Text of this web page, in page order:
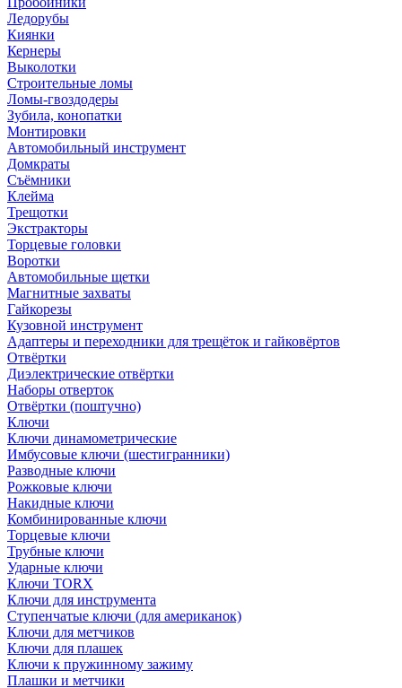
Ледорубы
Киянки
Кернеры
Выколотки
Строительные ломы
Ломы-гвоздодеры
Зубила, конопатки
Монтировки
Автомобильный инструмент
Домкраты
Съёмники
Клейма
Трещотки
Экстракторы
Торцевые головки
Воротки
Автомобильные щетки
Магнитные захваты
Гайкорезы
Кузовной инструмент
Адаптеры и переходники для трещёток и гайковёртов
Отвёртки
Диэлектрические отвёртки
Наборы отверток
Отвёртки (поштучно)
Ключи
Ключи динамометрические
Имбусовые ключи (шестигранники)
Разводные ключи
Рожковые ключи
Накидные ключи
Комбинированные ключи
Торцевые ключи
Трубные ключи
Ударные ключи
Ключи TORX
Ключи для инструмента
Ступенчатые ключи (для американок)
Ключи для метчиков
Ключи для плашек
Ключи к пружинному зажиму
Плашки и метчики